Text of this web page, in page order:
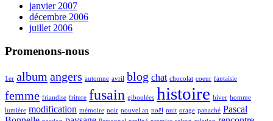
janvier 2007
décembre 2006
juillet 2006
Promenons-nous
1er album angers automne avril blog chat chocolat coeur fantaisie
femme friandise friture fusain giboulées histoire hiver homme
lumière modification mémoire noir nouvel an noël nuit orage panaché Pascal